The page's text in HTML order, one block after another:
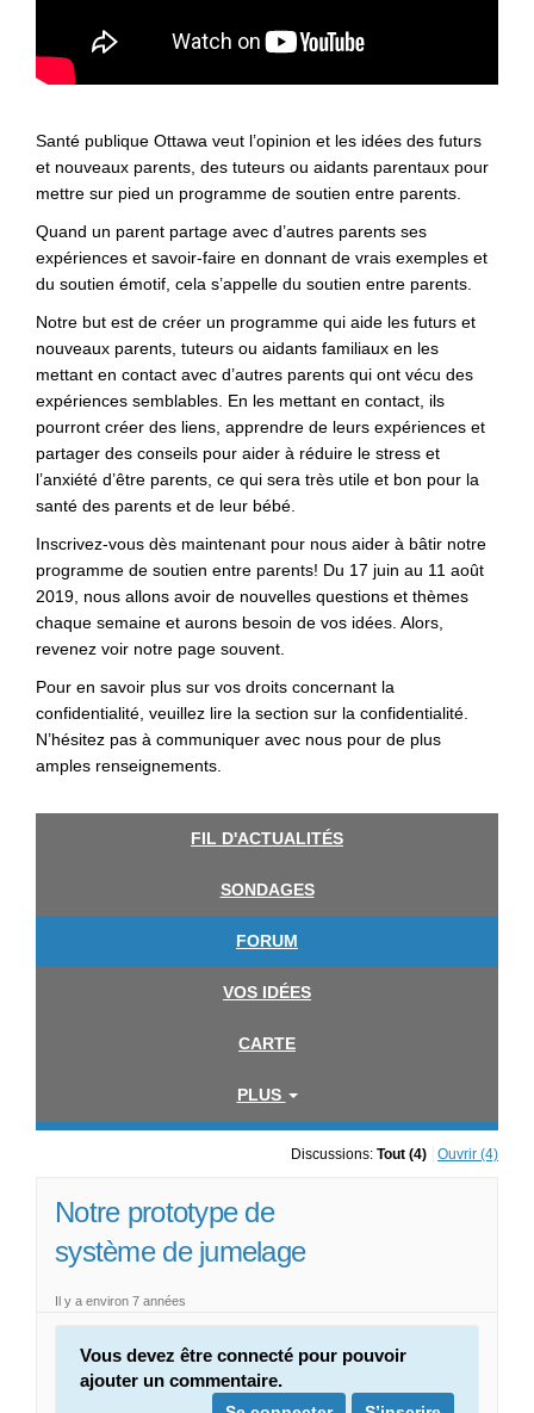
Santé publique Ottawa veut l’opinion et les idées des futurs
et nouveaux parents, des tuteurs ou aidants parentaux pour
mettre sur pied un programme de soutien entre parents.
Quand un parent partage avec d’autres parents ses
expériences et savoir-faire en donnant de vrais exemples et
du soutien émotif, cela s’appelle du soutien entre parents.
Notre but est de créer un programme qui aide les futurs et
nouveaux parents, tuteurs ou aidants familiaux en les
mettant en contact avec d’autres parents qui ont vécu des
expériences semblables. En les mettant en contact, ils
pourront créer des liens, apprendre de leurs expériences et
partager des conseils pour aider à réduire le stress et
l’anxiété d’être parents, ce qui sera très utile et bon pour la
santé des parents et de leur bébé.
Inscrivez-vous dès maintenant pour nous aider à bâtir notre
programme de soutien entre parents! Du 17 juin au 11 août
2019, nous allons avoir de nouvelles questions et thèmes
chaque semaine et aurons besoin de vos idées. Alors,
revenez voir notre page souvent.
Pour en savoir plus sur vos droits concernant la
confidentialité, veuillez lire la section sur la confidentialité.
N’hésitez pas à communiquer avec nous pour de plus
amples renseignements.
FIL D'ACTUALITÉS
SONDAGES
FORUM
VOS IDÉES
CARTE
PLUS
Discussions: Tout (4) Ouvrir (4)
Notre prototype de
système de jumelage
Il y a environ 7 années
Vous devez être connecté pour pouvoir
ajouter un commentaire.